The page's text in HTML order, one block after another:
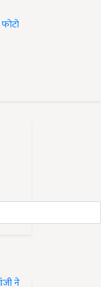
फोटो